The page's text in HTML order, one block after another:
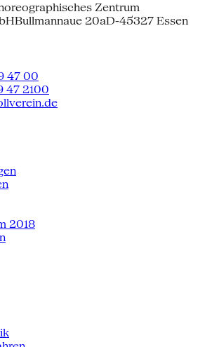
Zentrum
Bullmannaue 20aD-45327 Essen
47 00
47 2100
2018